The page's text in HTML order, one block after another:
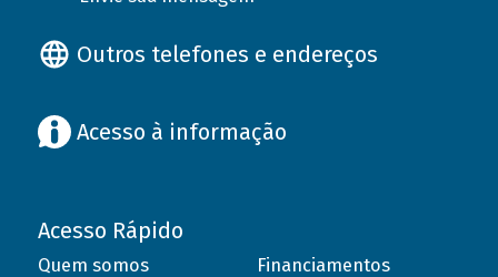
Outros telefones e endereços
Acesso à informação
Acesso Rápido
Quem somos
Financiamentos